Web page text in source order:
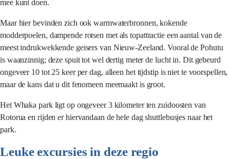
mee kunt doen.
Maar hier bevinden zich ook warmwaterbronnen, kokende
modderpoelen, dampende rotsen met als topattractie een aantal van de
meest indrukwekkende geisers van Nieuw-Zeeland. Vooral de Pohutu
is waanzinnig; deze spuit tot wel dertig meter de lucht in. Dit gebeurd
ongeveer 10 tot 25 keer per dag, alleen het tijdstip is niet te voorspellen,
maar de kans dat u dit fenomeen meemaakt is groot.
Het Whaka park ligt op ongeveer 3 kilometer ten zuidoosten van
Rotorua en rijden er hiervandaan de hele dag shuttlebusjes naar het
park.
Leuke excursies in deze regio